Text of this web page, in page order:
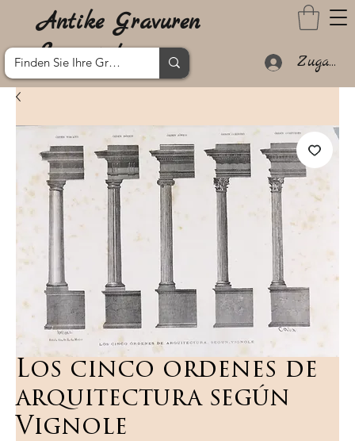
Antike Gravuren
Lanzarote
Zugang
Los cinco ordenes de
arquitectura según
Vignole